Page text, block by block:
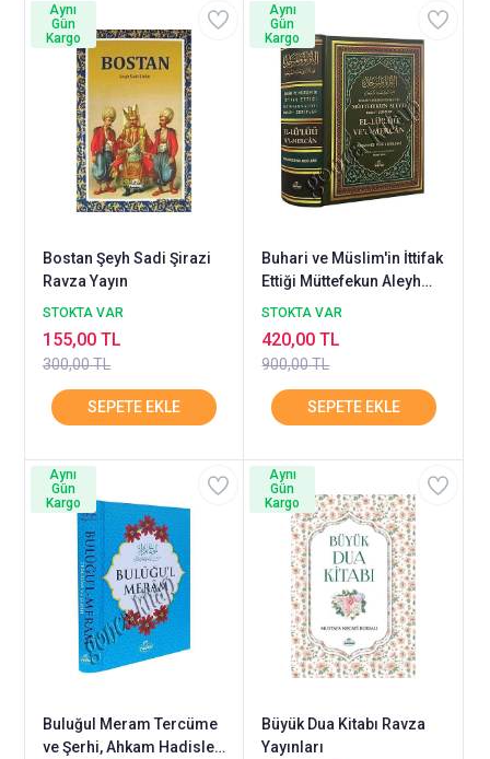
Bostan Şeyh Sadi Şirazi
Ravza Yayın
STOKTA VAR
300,00 TL
155,00 TL
Aynı
Gün
Kargo
Buhari ve Müslim'in İttifak
Ettiği Müttefekun Aleyh
Hadis-i Şerifler 2. HAMUR
STOKTA VAR
900,00 TL
420,00 TL
Aynı
Gün
Kargo
Buluğul Meram Tercüme
ve Şerhi, Ahkam Hadisleri
Aynı
Gün
Kargo
Büyük Dua Kitabı Ravza
Yayınları
Aynı
Gün
Kargo